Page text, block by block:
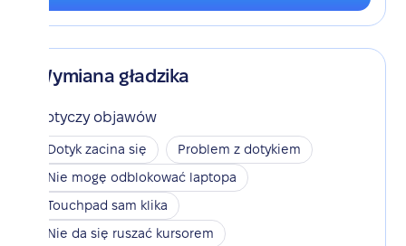
Wymiana gładzika
Dotyczy objawów
Dotyk zacina się
Problem z dotykiem
Nie mogę odblokować laptopa
Touchpad sam klika
Nie da się ruszać kursorem